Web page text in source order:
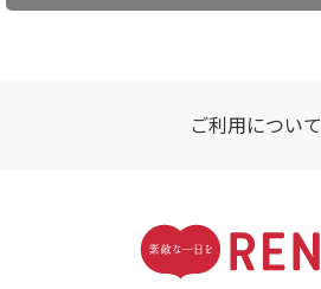
ご利用について
【ご注文（インターネット）】
24時間年中無休